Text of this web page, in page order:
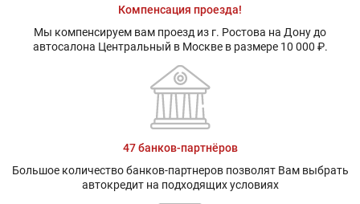
Компенсация проезда!
Мы компенсируем вам проезд из г. Ростова на Дону до
автосалона Центральный в Москве в размере 10 000 ₽.
47 банков-партнёров
Большое количество банков-партнеров позволят Вам выбрать
автокредит на подходящих условиях